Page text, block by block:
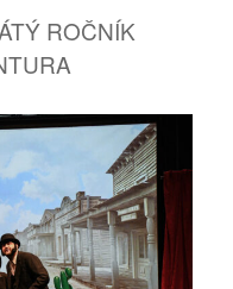
NAVŽDY
ROČNÍK